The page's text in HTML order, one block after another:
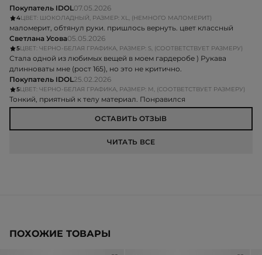
Покупатель IDOL07.05.2026
4ЦВЕТ: ШОКОЛАДНЫЙ, РАЗМЕР: XL, (НЕМНОГО МАЛОМЕРИТ)
маломерит, обтянул руки. пришлось вернуть. цвет классный
Светлана Усова05.05.2026
5ЦВЕТ: ЧЕРНО-БЕЛАЯ ГРАФИКА, РАЗМЕР: S, (СООТВЕТСТВУЕТ РАЗМЕРУ)
Стала одной из любимых вещей в моем гардеробе ) Рукава
длинноваты мне (рост 165), но это не критично.
Покупатель IDOL25.02.2026
5ЦВЕТ: ЧЕРНО-БЕЛАЯ ГРАФИКА, РАЗМЕР: M, (СООТВЕТСТВУЕТ РАЗМЕРУ)
Тонкий, приятный к телу материал. Понравился
ОСТАВИТЬ ОТЗЫВ
ЧИТАТЬ ВСЕ
ПОХОЖИЕ ТОВАРЫ